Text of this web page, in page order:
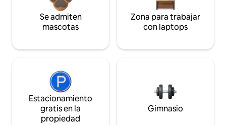
Se admiten
mascotas
Zona para trabajar
con laptops
Estacionamiento
gratis en la
propiedad
Gimnasio